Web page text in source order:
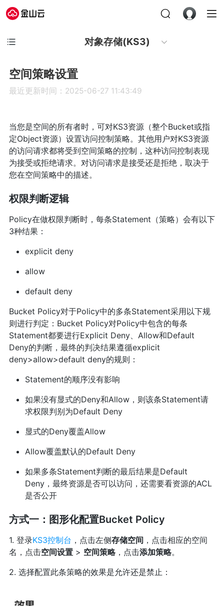
对象存储(KS3)
空间策略设置
最近更新时间：2025-06-27 11:43:49
当您是空间的所有者时，可对KS3资源（整个Bucket或指
定Object资源）设置访问控制策略。其他用户对KS3资源
的访问请求都将受到空间策略的控制，这种访问控制表现
为接受或拒绝请求。对访问请求是接受还是拒绝，取决于
您在空间策略中的描述。
权限判断逻辑
Policy在做权限判断时，每条Statement（策略）会有以下
3种结果：
explicit deny
allow
default deny
Bucket Policy对于Policy中的多条Statement采用以下规
则进行判定：Bucket Policy对Policy中包含的每条
Statement都要进行Explicit Deny、Allow和Default
Deny的判断，最终的判决结果遵循explicit
deny>allow>default deny的规则：
Statement的顺序没有影响
如果没有显式的Deny和Allow，则该条Statement请
求权限判别为Default Deny
显式的Deny覆盖Allow
Allow覆盖默认的Default Deny
如果多条Statement判断的最后结果是Default
Deny，最终资源是否可以访问，还需要看资源的ACL
是否公开
方式一：图形化配置Bucket Policy
1. 登录KS3控制台 ，点击左侧存储空间 ，点击相应的空间
名，点击空间设置> 空间策略，点击添加策略。
2. 选择配置此条策略的效果是允许还是禁止：